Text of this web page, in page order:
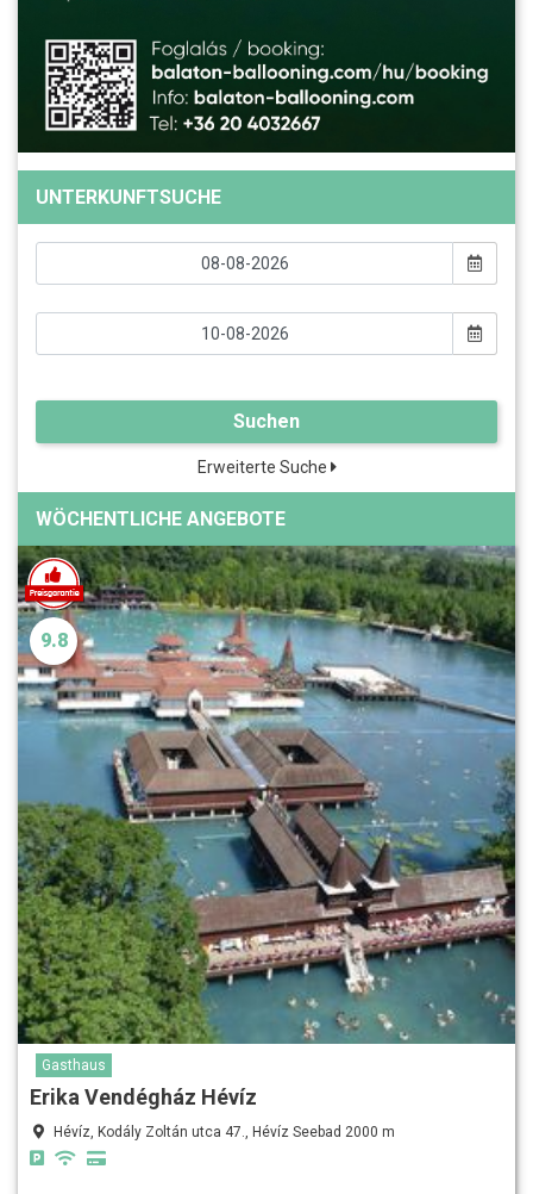
UNTERKUNFTSUCHE
Suchen
Erweiterte Suche
WÖCHENTLICHE ANGEBOTE
9.8
Gasthaus
Erika Vendégház Hévíz
Hévíz, Kodály Zoltán utca 47., Hévíz Seebad 2000 m